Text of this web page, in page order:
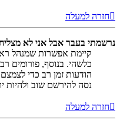
חזרה למעלה
נרשמתי בעבר אבל אני לא
קיימת אפשרות שמנהל
כלשהי. בנוסף, פורומים
הודעות זמן רב כדי
נסה להירשם שוב ולהיות
חזרה למעלה